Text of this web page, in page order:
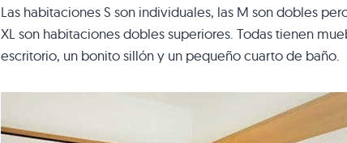
Las habitaciones S son individuales, las M son dobles
XL son habitaciones dobles superiores. Todas tienen
escritorio, un bonito sillón y un pequeño cuarto de baño.